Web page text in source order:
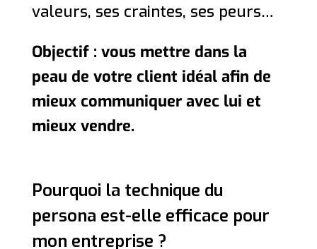
valeurs, ses craintes, ses peurs…
Objectif : vous mettre dans la
peau de votre client idéal afin de
mieux communiquer avec lui et
mieux vendre.
Pourquoi la technique du
persona est-elle efficace pour
mon entreprise ?